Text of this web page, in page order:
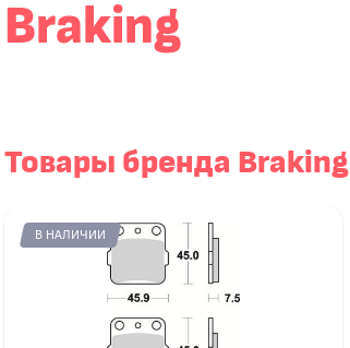
Braking
Товары бренда Braking
В НАЛИЧИИ